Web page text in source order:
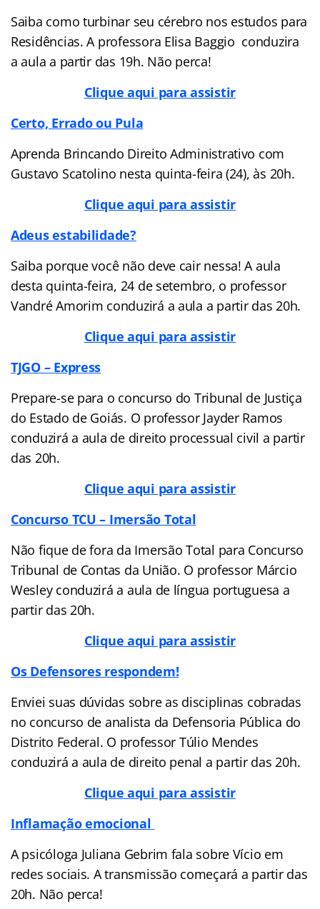
Saiba como turbinar seu cérebro nos estudos para
Residências. A professora Elisa Baggio conduzira
a aula a partir das 19h. Não perca!
Clique aqui para assistir
Certo, Errado ou Pula
Aprenda Brincando Direito Administrativo com
Gustavo Scatolino nesta quinta-feira (24), às 20h.
Clique aqui para assistir
Adeus estabilidade?
Saiba porque você não deve cair nessa! A aula
desta quinta-feira, 24 de setembro, o professor
Vandré Amorim conduzirá a aula a partir das 20h.
Clique aqui para assistir
TJGO – Express
Prepare-se para o concurso do Tribunal de Justiça
do Estado de Goiás. O professor Jayder Ramos
conduzirá a aula de direito processual civil a partir
das 20h.
Clique aqui para assistir
Concurso TCU – Imersão Total
Não fique de fora da Imersão Total para Concurso
Tribunal de Contas da União. O professor Márcio
Wesley conduzirá a aula de língua portuguesa a
partir das 20h.
Clique aqui para assistir
Os Defensores respondem!
Enviei suas dúvidas sobre as disciplinas cobradas
no concurso de analista da Defensoria Pública do
Distrito Federal. O professor Túlio Mendes
conduzirá a aula de direito penal a partir das 20h.
Clique aqui para assistir
Inflamação emocional
A psicóloga Juliana Gebrim fala sobre Vício em
redes sociais. A transmissão começará a partir das
20h. Não perca!